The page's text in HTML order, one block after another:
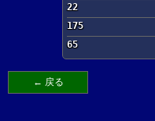
22
175
65
← 戻る